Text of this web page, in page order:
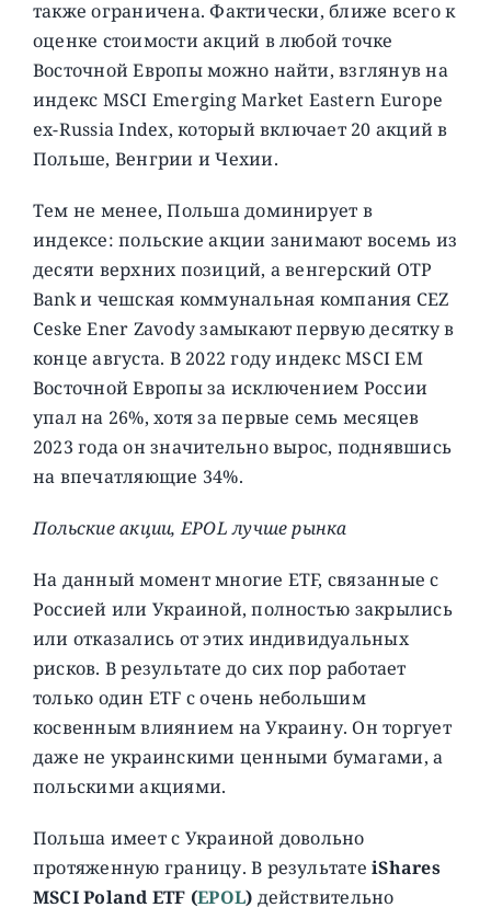
также ограничена. Фактически, ближе всего к
оценке стоимости акций в любой точке
Восточной Европы можно найти, взглянув на
индекс MSCI Emerging Market Eastern Europe
ex-Russia Index, который включает 20 акций в
Польше, Венгрии и Чехии.
Тем не менее, Польша доминирует в
индексе: польские акции занимают восемь из
десяти верхних позиций, а венгерский OTP
Bank и чешская коммунальная компания CEZ
Ceske Ener Zavody замыкают первую десятку в
конце августа. В 2022 году индекс MSCI EM
Восточной Европы за исключением России
упал на 26%, хотя за первые семь месяцев
2023 года он значительно вырос, поднявшись
на впечатляющие 34%.
Польские акции, EPOL лучше рынка
На данный момент многие ETF, связанные с
Россией или Украиной, полностью закрылись
или отказались от этих индивидуальных
рисков. В результате до сих пор работает
только один ETF с очень небольшим
косвенным влиянием на Украину. Он торгует
даже не украинскими ценными бумагами, а
польскими акциями.
Польша имеет с Украиной довольно
протяженную границу. В результатеiShares
MSCI Poland ETF (EPOL) действительно